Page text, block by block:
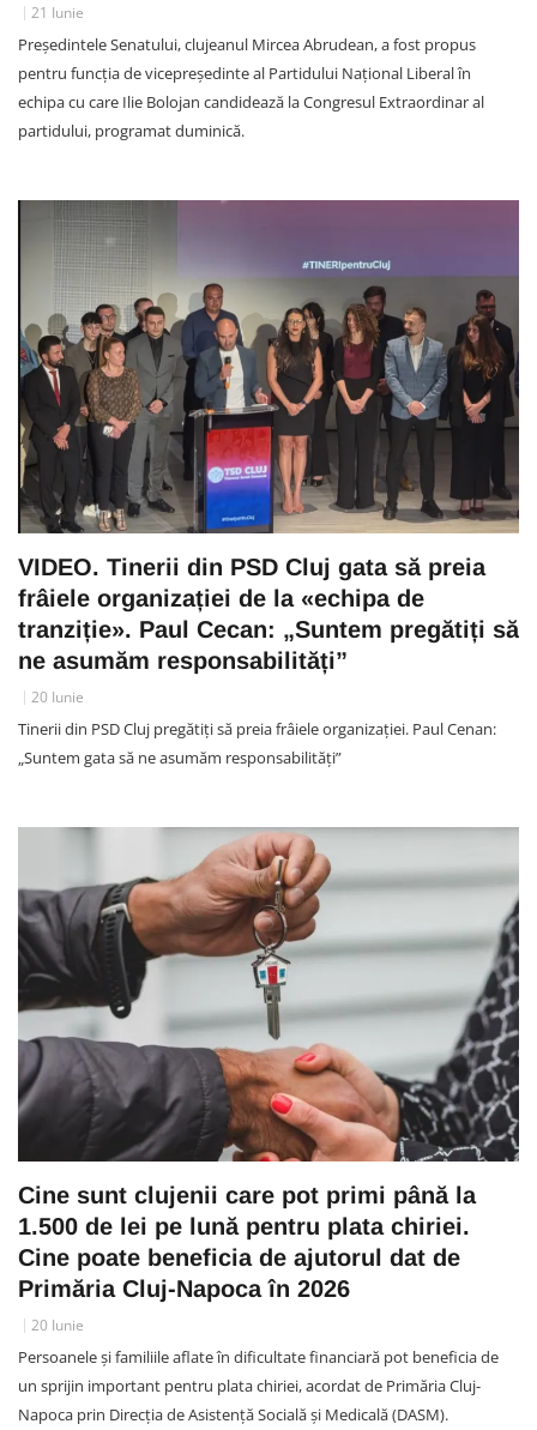
21 Iunie
Președintele Senatului, clujeanul Mircea Abrudean, a fost propus
pentru funcția de vicepreședinte al Partidului Național Liberal în
echipa cu care Ilie Bolojan candidează la Congresul Extraordinar al
partidului, programat duminică.
VIDEO. Tinerii din PSD Cluj gata să preia
frâiele organizației de la «echipa de
tranziție». Paul Cecan: „Suntem pregătiți să
ne asumăm responsabilități”
20 Iunie
Tinerii din PSD Cluj pregătiți să preia frâiele organizației. Paul Cenan:
„Suntem gata să ne asumăm responsabilități”
Cine sunt clujenii care pot primi până la
1.500 de lei pe lună pentru plata chiriei.
Cine poate beneficia de ajutorul dat de
Primăria Cluj-Napoca în 2026
20 Iunie
Persoanele și familiile aflate în dificultate financiară pot beneficia de
un sprijin important pentru plata chiriei, acordat de Primăria Cluj-
Napoca prin Direcția de Asistență Socială și Medicală (DASM).